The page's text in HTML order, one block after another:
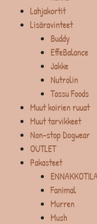
Lahjakortit
Lisäravinteet
Buddy
EffeBalance
Jakke
Nutrolin
Tassu Foods
Muut koirien ruuat
Muut tarvikkeet
Non-stop Dogwear
OUTLET
Pakasteet
Fanimal
Murren
Mush